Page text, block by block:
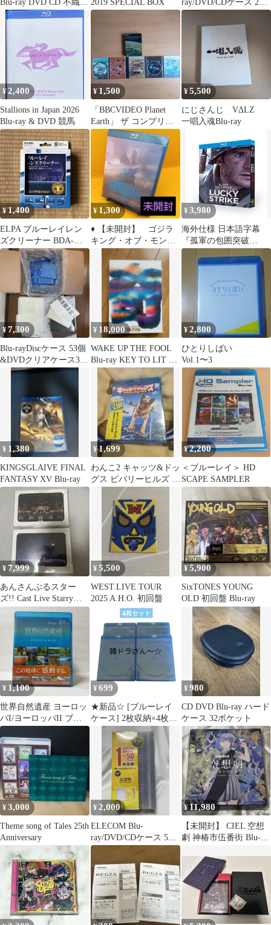
Blu-ray DVD CD 不織布
スリーブ 50枚
2019 SPECIAL BOX
ray/DVD/CDケース 2×9
枚セット スリムサイ
¥2,400
Stallions in Japan 2026
Blu-ray & DVD 競馬
¥ 1,500
「BBCVIDEO Planet
Earth」 ザ コンプリー
ト シリーズ
¥5,500
にじさんじ VΔLZ
一唱入魂Blu-ray
¥ 1,400
ELPA ブルーレイレン
ズクリーナー BDA-
D105 乾式
¥ 1,300
♦ 【未開封】 ゴジラ
キング・オブ・モンス
ターズ
¥ 3,980
海外仕様 日本語字幕
『孤軍の包囲突破
Lucky Strike』（2026）
Blu-ray BOX 全話収録
¥7,300
Blu-rayDiscケース 53個
&DVDクリアケース30
個&オマケ付 未使用
¥ 18,000
WAKE UP THE FOOL
Blu-ray KEY TO LIT キ
テレツ
¥2,800
ひとりしばい
Vol.1〜3
¥ 1,380
KINGSGLAIVE FINAL
FANTASY XV Blu-ray
¥1,699
わんこ2 キャッツ&ドッ
グス ビバリーヒルズ チ
ワワ 3作品
¥2,200
＜ブルーレイ＞ HD
SCAPE SAMPLER
¥ 7,999
あんさんぶるスター
ズ!! Cast Live Starry
Symphony
¥5,500
WEST.LIVE TOUR
2025 A.H.O. 初回盤
¥5,900
SixTONES YOUNG
OLD 初回盤 Blu-ray
¥ 1,100
世界自然遺産 ヨーロッ
パI/ヨーロッパII ブル
ーレイ
¥ 699
★新品☆ [ブルーレイ
ケース] 2枚収納×4枚セ
¥980
CD DVD Blu-ray ハード
ケース 32ポケット
¥3,000
Theme song of Tales 25th
Anniversary
¥ 2,000
ELECOM Blu-
ray/DVD/CDケース 50
枚CCD-JSCS50CR
¥11,980
【未開封】 CIEL 空想
劇 神椿市伍番街 Blu-